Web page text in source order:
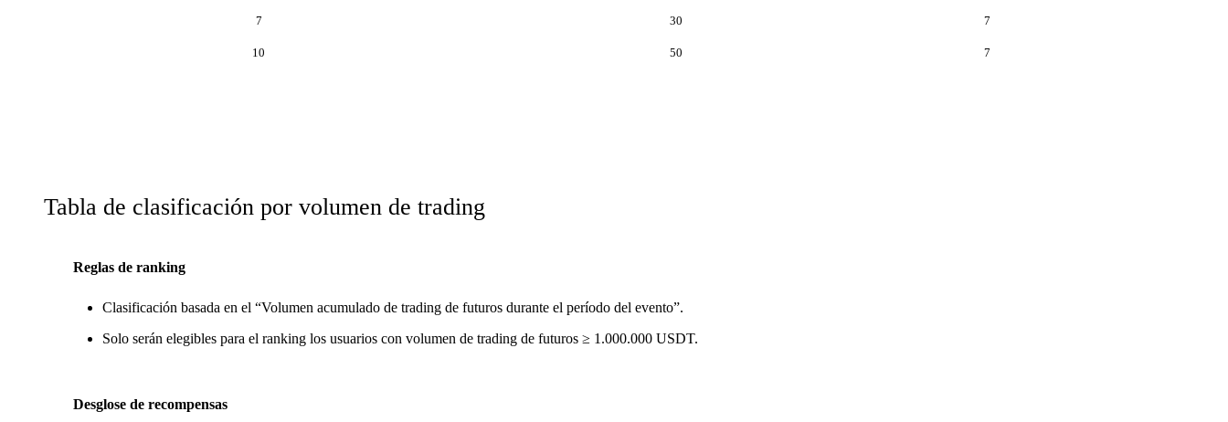
7 30 7
10 50 7
Tabla de clasificación por volumen de trading
Reglas de ranking
Clasificación basada en el “Volumen acumulado de trading de futuros durante el período del evento”.
Solo serán elegibles para el ranking los usuarios con volumen de trading de futuros ≥ 1.000.000 USDT.
Desglose de recompensas